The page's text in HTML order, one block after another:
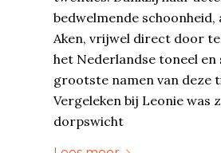
bedwelmende
Aken, vrijwel direct door
het Nederlandse toneel
grootste namen van deze
Vergeleken bij Leonie was
dorpswicht